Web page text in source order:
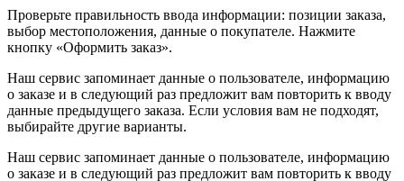
Проверьте правильность ввода информации: позиции заказа,
выбор местоположения, данные о покупателе. Нажмите
кнопку «Оформить заказ».
Наш сервис запоминает данные о пользователе, информацию
о заказе и в следующий раз предложит вам повторить к вводу
данные предыдущего заказа. Если условия вам не подходят,
выбирайте другие варианты.
Наш сервис запоминает данные о пользователе, информацию
о заказе и в следующий раз предложит вам повторить к вводу